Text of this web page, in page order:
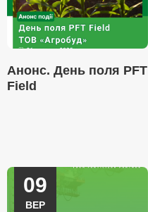
Анонс. День поля PFT
Field
09
ВЕР